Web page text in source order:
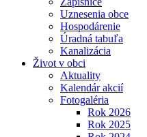
Uznesenia obce
Hospodárenie
Úradná tabuľa
Kanalizácia
Život v obci
Aktuality
Kalendár akcií
Fotogaléria
Rok 2026
Rok 2025